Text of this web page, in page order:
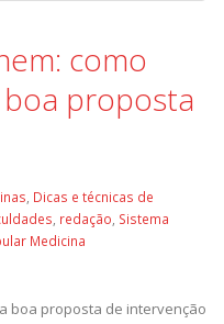
como
proposta
Dicas e técnicas de
redação Sistema
Medicina
boa proposta de intervenção